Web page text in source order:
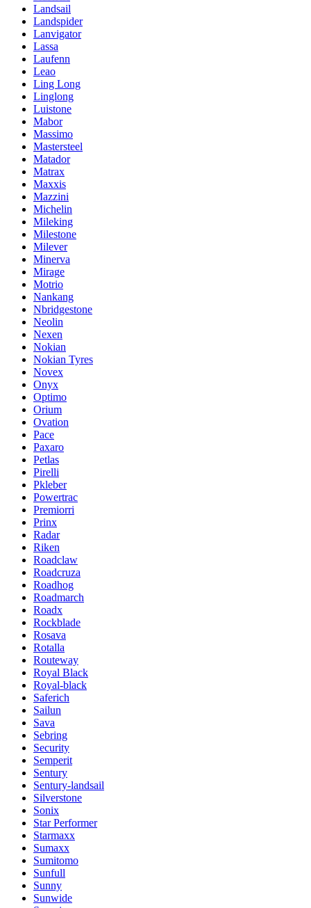
Landsail
Landspider
Lanvigator
Lassa
Laufenn
Leao
Ling Long
Linglong
Luistone
Mabor
Massimo
Mastersteel
Matador
Matrax
Maxxis
Mazzini
Michelin
Mileking
Milestone
Milever
Minerva
Mirage
Motrio
Nankang
Nbridgestone
Neolin
Nexen
Nokian
Nokian Tyres
Novex
Onyx
Optimo
Orium
Ovation
Pace
Paxaro
Petlas
Pirelli
Pkleber
Powertrac
Premiorri
Prinx
Radar
Riken
Roadclaw
Roadcruza
Roadhog
Roadmarch
Roadx
Rockblade
Rosava
Rotalla
Routeway
Royal Black
Royal-black
Saferich
Sailun
Sava
Sebring
Security
Semperit
Sentury
Sentury-landsail
Silverstone
Sonix
Star Performer
Starmaxx
Sumaxx
Sumitomo
Sunfull
Sunny
Sunwide